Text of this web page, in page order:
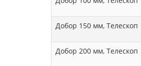
Добор 150 мм, Телескоп
Добор 200 мм, Телескоп